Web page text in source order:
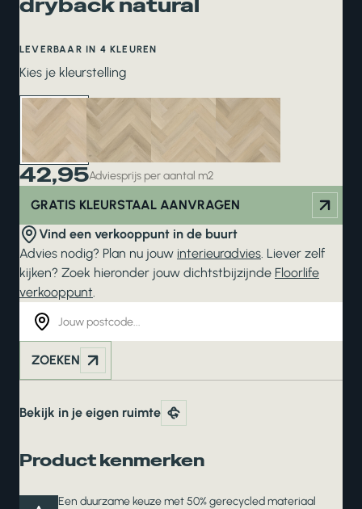
dryback natural
LEVERBAAR IN 4 KLEUREN
Kies je kleurstelling
42,95Adviesprijs per aantal m2
GRATIS KLEURSTAAL AANVRAGEN
Vind een verkooppunt in de buurt
Advies nodig? Plan nu jouw interieuradvies. Liever zelf
kijken? Zoek hieronder jouw dichtstbijzijnde Floorlife
verkooppunt.
ZOEKEN
Bekijk in je eigen ruimte
Product kenmerken
Een duurzame keuze met 50% gerecycled materiaal